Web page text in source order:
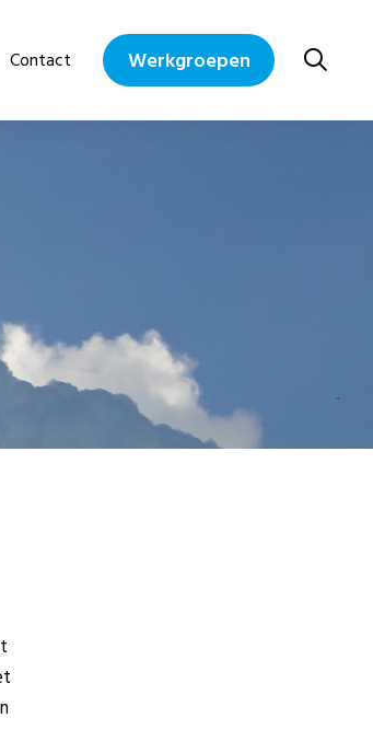
Contact Werkgroepen